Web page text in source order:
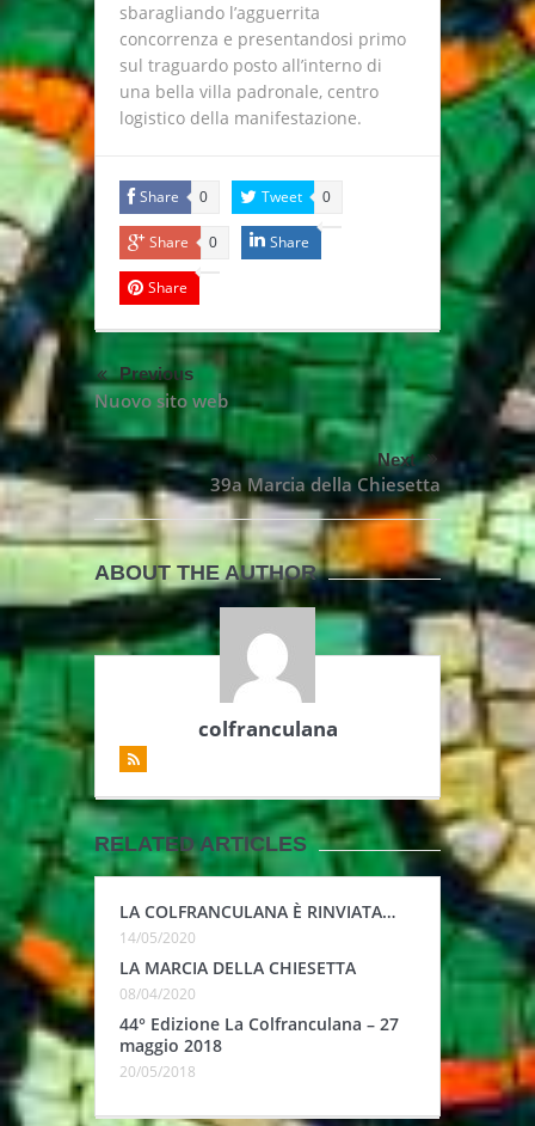
sbaragliando l’agguerrita
concorrenza e presentandosi primo
sul traguardo posto all’interno di
una bella villa padronale, centro
logistico della manifestazione.
Share 0 Tweet 0
Share 0 Share
Share
Previous
Nuovo sito web
Next
39a Marcia della Chiesetta
ABOUT THE AUTHOR
colfranculana
RELATED ARTICLES
LA COLFRANCULANA È RINVIATA…
14/05/2020
LA MARCIA DELLA CHIESETTA
08/04/2020
44° Edizione La Colfranculana – 27
maggio 2018
20/05/2018